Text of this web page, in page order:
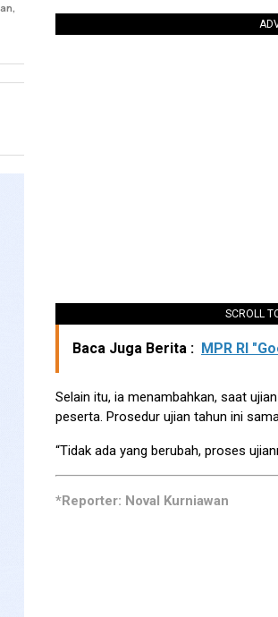
SCROLL
Baca Juga Berita : MPR RI
Selain itu, ia menambahkan, saat
peserta. Prosedur ujian tahun ini
“Tidak ada yang berubah, proses
*Reporter: Noval Kurniawan